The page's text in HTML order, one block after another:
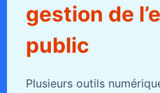
gestion de
public
Plusieurs outils